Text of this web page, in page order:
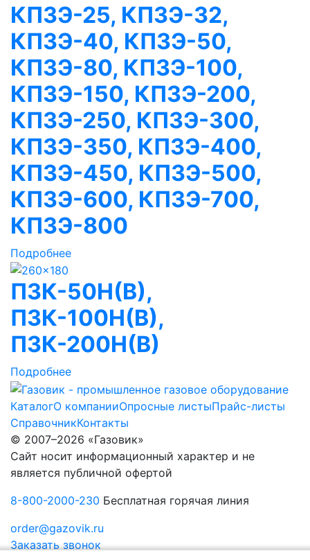
КПЗЭ-25, КПЗЭ-32,
КПЗЭ-40, КПЗЭ-50,
КПЗЭ-80, КПЗЭ-100,
КПЗЭ-150, КПЗЭ-200,
КПЗЭ-250, КПЗЭ-300,
КПЗЭ-350, КПЗЭ-400,
КПЗЭ-450, КПЗЭ-500,
КПЗЭ-600, КПЗЭ-700,
КПЗЭ-800
Подробнее
ПЗК-50Н(В),
ПЗК-100Н(В),
ПЗК-200Н(В)
Подробнее
КаталогО компанииОпросные листыПрайс-листы
СправочникКонтакты
© 2007–2026 «Газовик»
Сайт носит информационный характер и не
является публичной офертой
8-800-2000-230 Бесплатная горячая линия
order@gazovik.ru
Заказать звонок